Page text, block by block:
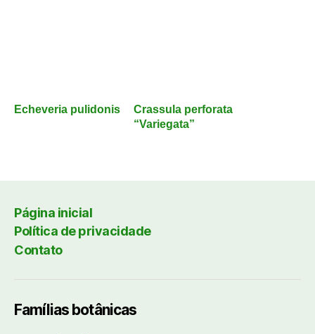
Echeveria pulidonis
Crassula perforata
“Variegata”
Página inicial
Política de privacidade
Contato
Famílias botânicas